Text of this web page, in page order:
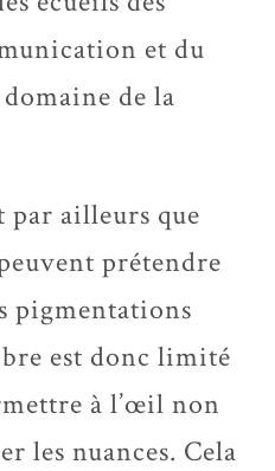
et du
de la
par ailleurs que
prétendre
pigmentations
est donc limité
à l’œil non
les nuances. Cela